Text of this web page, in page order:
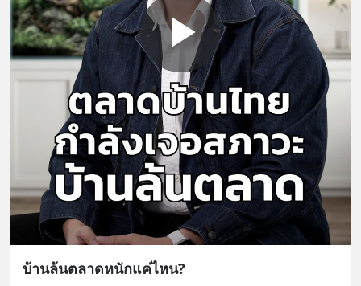
บ้านล้นตลาดหนักแค่ไหน?